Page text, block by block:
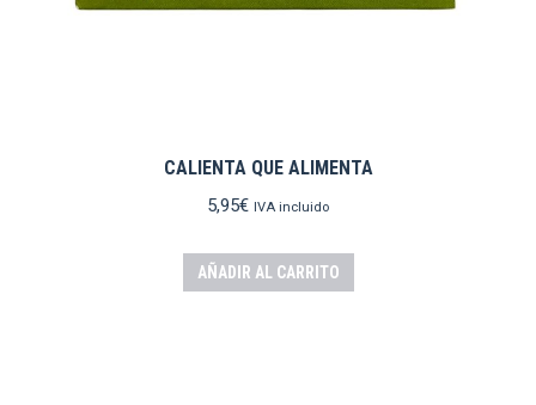
CALIENTA QUE ALIMENTA
5,95€ IVA incluido
AÑADIR AL CARRITO